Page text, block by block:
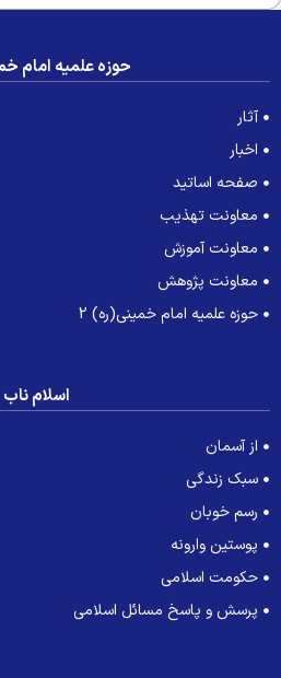
حوزه علمیه امام
آثار
اخبار
صفحه اساتید
معاونت تهذیب
معاونت آموزش
معاونت پژوهش
حوزه علمیه امام خمینی(ره) 2
اسلام ناب
از آسمان
سبک زندگی
رسم خوبان
پوستین وارونه
حکومت اسلامی
پرسش و پاسخ مسائل اسلامی